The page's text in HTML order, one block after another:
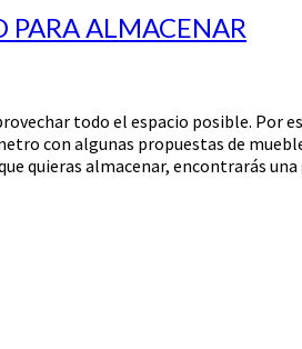
PARA ALMACENAR
todo el espacio posible. Por
con algunas propuestas de
quieras almacenar, encontrarás